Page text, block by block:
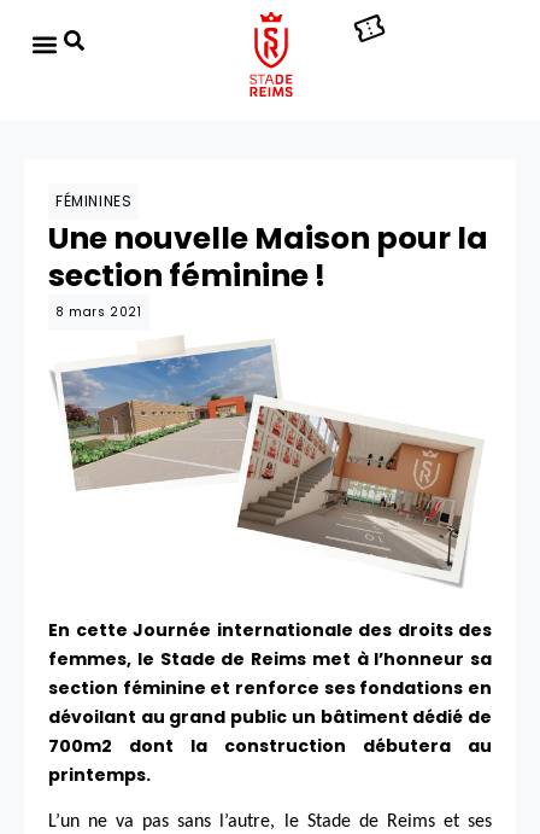
FÉMININES
Une nouvelle Maison pour la
section féminine !
8 mars 2021
En cette Journée internationale des droits des
femmes, le Stade de Reims met à l’honneur sa
section féminine et renforce ses fondations en
dévoilant au grand public un bâtiment dédié de
700m2 dont la construction débutera au
printemps.
L’un ne va pas sans l’autre, le Stade de Reims et ses